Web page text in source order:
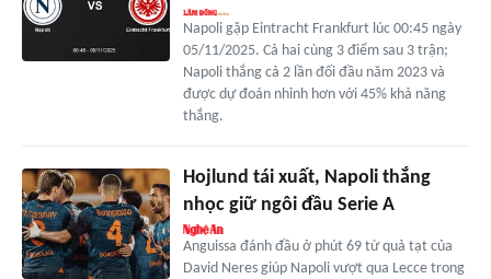
Napoli gặp Eintracht Frankfurt lúc 00:45 ngày
05/11/2025. Cả hai cùng 3 điểm sau 3 trận;
Napoli thắng cả 2 lần đối đầu năm 2023 và
được dự đoán nhỉnh hơn với 45% khả năng
thắng.
Hojlund tái xuất, Napoli thắng
nhọc giữ ngôi đầu Serie A
Anguissa đánh đầu ở phút 69 từ quả tạt của
David Neres giúp Napoli vượt qua Lecce trong